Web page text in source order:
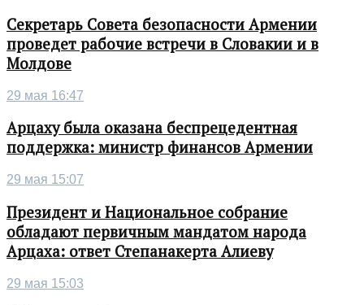
Секретарь Совета безопасности Армении
проведет рабочие встречи в Словакии и в
Молдове
29 мая 16:47
Арцаху была оказана беспрецедентная
поддержка: министр финансов Армении
29 мая 15:07
Президент и Национальное собрание
обладают первичным мандатом народа
Арцаха: ответ Степанакерта Алиеву
29 мая 15:03